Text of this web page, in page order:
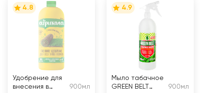
4.8
Удобрение для
внесения в
900мл
4.9
Мыло табачное
GREEN BELT
900мл